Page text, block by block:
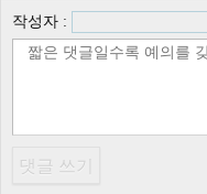
작성자 :